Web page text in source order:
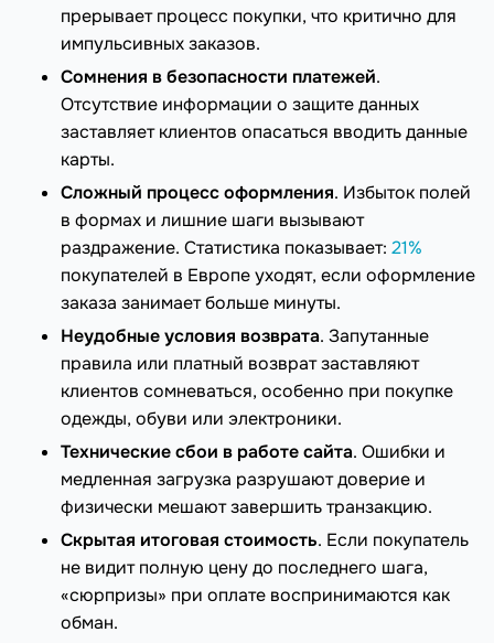
прерывает процесс покупки, что критично для
импульсивных заказов.
Сомнения в безопасности платежей.
Отсутствие информации о защите данных
заставляет клиентов опасаться вводить данные
карты.
Сложный процесс оформления. Избыток полей
в формах и лишние шаги вызывают
раздражение. Статистика показывает: 21%
покупателей в Европе уходят, если оформление
заказа занимает больше минуты.
Неудобные условия возврата. Запутанные
правила или платный возврат заставляют
клиентов сомневаться, особенно при покупке
одежды, обуви или электроники.
Технические сбои в работе сайта. Ошибки и
медленная загрузка разрушают доверие и
физически мешают завершить транзакцию.
Скрытая итоговая стоимость. Если покупатель
не видит полную цену до последнего шага,
«сюрпризы» при оплате воспринимаются как
обман.